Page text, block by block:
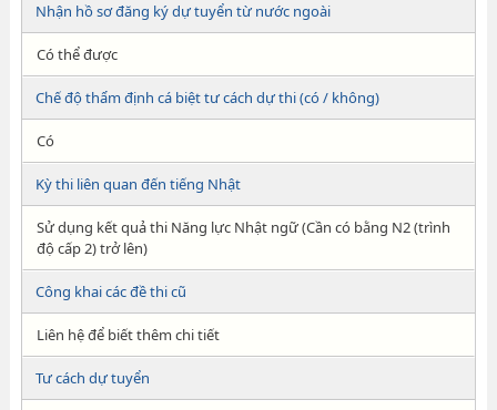
Nhận hồ sơ đăng ký dự tuyển từ nước ngoài
Có thể được
Chế độ thẩm định cá biệt tư cách dự thi (có / không)
Có
Kỳ thi liên quan đến tiếng Nhật
Sử dụng kết quả thi Năng lực Nhật ngữ (Cần có bằng N2 (trình
độ cấp 2) trở lên)
Công khai các đề thi cũ
Liên hệ để biết thêm chi tiết
Tư cách dự tuyển